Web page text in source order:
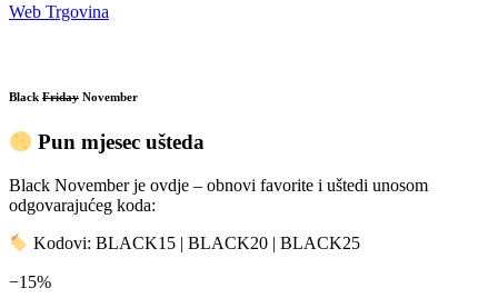
Web Trgovina
Black Friday November
Pun mjesec ušteda
Black November je ovdje – obnovi favorite i uštedi unosom
odgovarajućeg koda:
Kodovi: BLACK15 | BLACK20 | BLACK25
−15%